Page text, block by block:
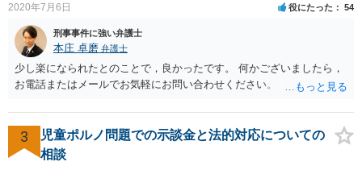
2020年7月6日 役にたった 54
刑事事件に強い弁護士
本庄 卓磨 弁護士
少し楽になられたとのことで，良かったです。 何かございましたら，
お電話またはメールでお気軽にお問い合わせください。
3
児童ポルノ問題での示談金と法的対応についての
相談